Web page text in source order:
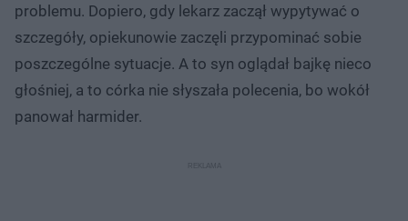
problemu. Dopiero, gdy lekarz zaczął wypytywać o
szczegóły, opiekunowie zaczęli przypominać sobie
poszczególne sytuacje. A to syn oglądał bajkę nieco
głośniej, a to córka nie słyszała polecenia, bo wokół
panował harmider.